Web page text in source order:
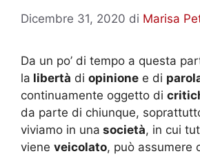
Dicembre 31, 2020 di Marisa
Da un po’ di tempo a questa
la libertà di opinione e di
continuamente oggetto di
da parte di chiunque,
viviamo in una società, in cui
viene veicolato, può assumere